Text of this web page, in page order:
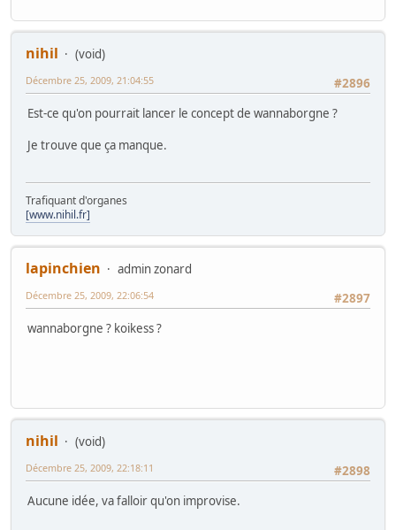
nihil
(void)
#2896
Décembre 25, 2009, 21:04:55
Est-ce qu'on pourrait lancer le concept de wannaborgne ?
Je trouve que ça manque.
Trafiquant d'organes
[www.nihil.fr]
lapinchien
admin zonard
#2897
Décembre 25, 2009, 22:06:54
wannaborgne ? koikess ?
nihil
(void)
#2898
Décembre 25, 2009, 22:18:11
Aucune idée, va falloir qu'on improvise.